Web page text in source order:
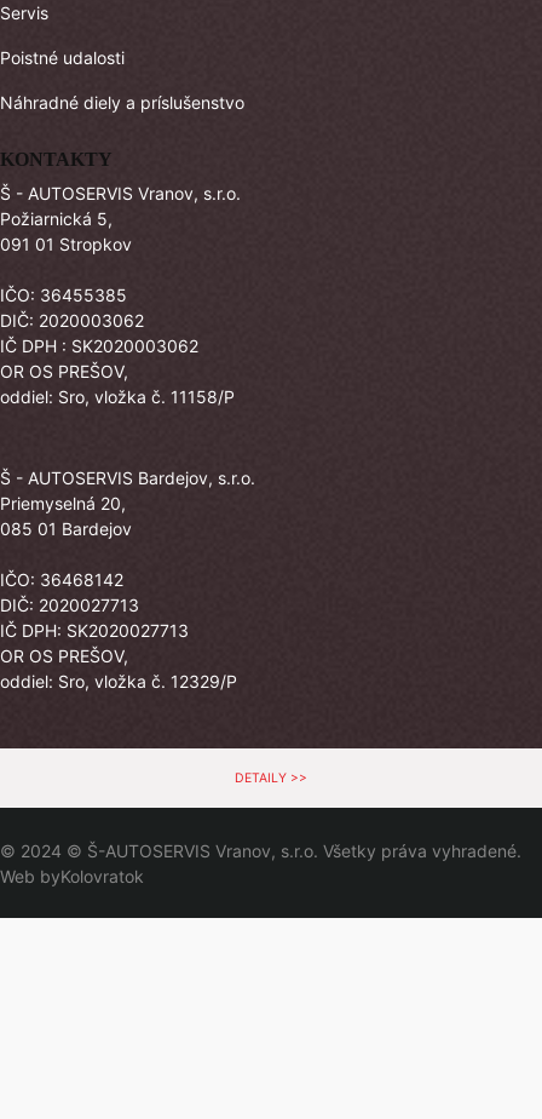
Servis
Poistné udalosti
Náhradné diely a príslušenstvo
KONTAKTY
Š - AUTOSERVIS Vranov, s.r.o.
Požiarnická 5,
091 01 Stropkov
IČO: 36455385
DIČ: 2020003062
IČ DPH : SK2020003062
OR OS PREŠOV,
oddiel: Sro, vložka č. 11158/P
Š - AUTOSERVIS Bardejov, s.r.o.
Priemyselná 20,
085 01 Bardejov
IČO: 36468142
DIČ: 2020027713
IČ DPH: SK2020027713
OR OS PREŠOV,
oddiel: Sro, vložka č. 12329/P
DETAILY >>
© 2024 © Š-AUTOSERVIS Vranov, s.r.o. Všetky práva vyhradené.
Web byKolovratok